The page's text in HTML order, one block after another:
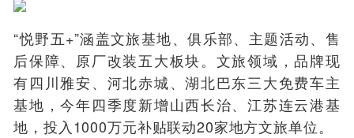
“悦野五+”涵盖文旅基地、俱乐部、主题活动、售
后保障、原厂改装五大板块。文旅领域，品牌现
有四川雅安、河北赤城、湖北巴东三大免费车主
基地，今年四季度新增山西长治、江苏连云港基
地，投入1000万元补贴联动20家地方文旅单位。